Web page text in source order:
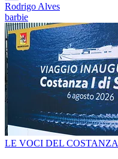
Rodrigo Alves
barbie
LE VOCI DEL COSTANZA